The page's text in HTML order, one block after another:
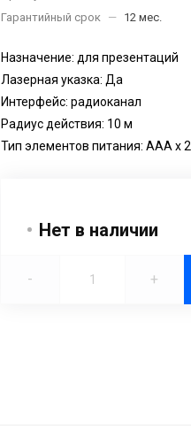
Гарантийный срок
— 12 мес.
Назначение: для презентаций
Лазерная указка: Да
Интерфейс: радиоканал
Радиус действия: 10 м
Тип элементов питания: AAA x 2
Нет в наличии
- +